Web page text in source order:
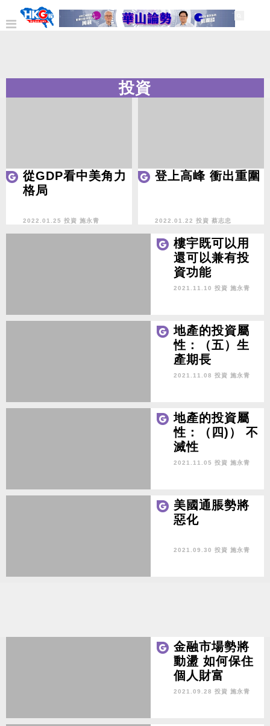
投資
從GDP看中美角力
格局
2022.01.25 投資 施永青
登上高峰 衝出重圍
2022.01.22 投資 蔡志忠
樓宇既可以用
還可以兼有投
資功能
2021.11.10 投資 施永青
地產的投資屬
性：（五）生
產期長
2021.11.08 投資 施永青
地產的投資屬
性：（四)） 不
滅性
2021.11.05 投資 施永青
美國通脹勢將
惡化
2021.09.30 投資 施永青
金融市場勢將
動盪 如何保住
個人財富
2021.09.28 投資 施永青